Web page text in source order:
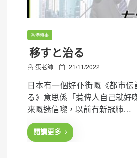
香港時事
移すと治る
蛋老師
P
s
t
e
d
21/11/2022
日本有一個好仆街嘅《都市伝
る》意思係「惹俾人自己就好
來嘅迷信嚟，以前冇新冠肺…
閱讀更多